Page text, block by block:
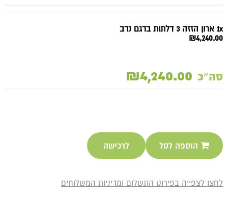
1x ארון הזזה 3 דלתות בדגם נדב
₪4,240.00
סה״כ ₪4,240.00
הוספה לסל לרכישה
לחצו לצפייה בפירוט התשלום ומדיניות המשלוחים